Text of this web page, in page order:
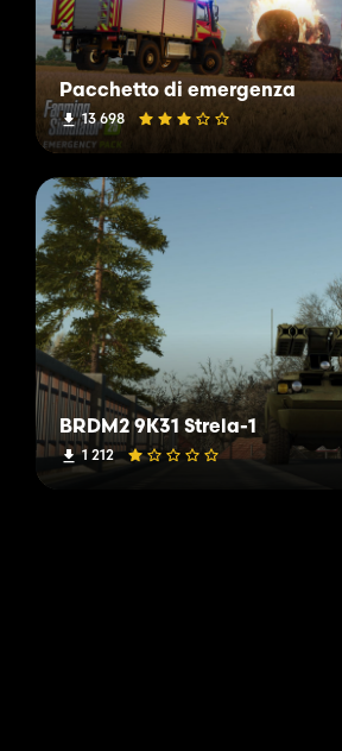
Pacchetto di emergenza
13 698
BRDM2 9K31 Strela-1
1 212